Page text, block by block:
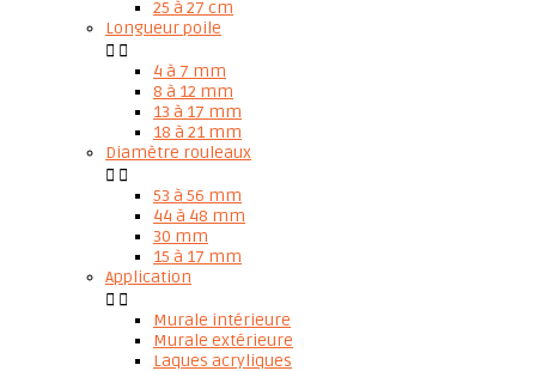
25 à 27 cm
Longueur poile
 
4 à 7 mm
8 à 12 mm
13 à 17 mm
18 à 21 mm
Diamètre rouleaux
 
53 à 56 mm
44 à 48 mm
30 mm
15 à 17 mm
Application
 
Murale intérieure
Murale extérieure
Laques acryliques